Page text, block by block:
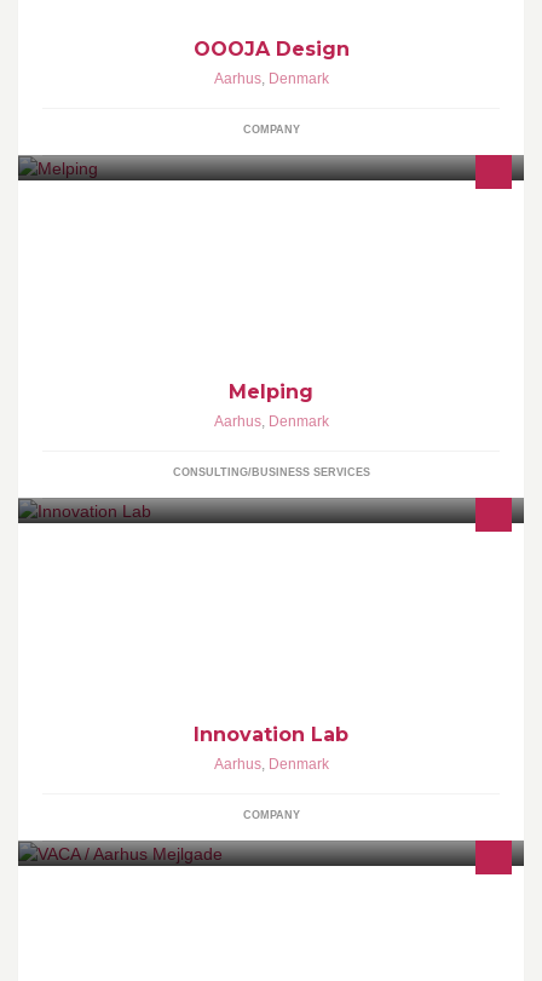
OOOJA Design
Aarhus, Denmark
COMPANY
Melping
Aarhus, Denmark
CONSULTING/BUSINESS SERVICES
Innovation Lab
Aarhus, Denmark
COMPANY